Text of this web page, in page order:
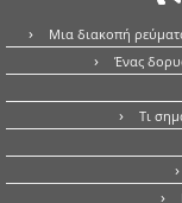
Μια διακοπή
Ένας
Τι